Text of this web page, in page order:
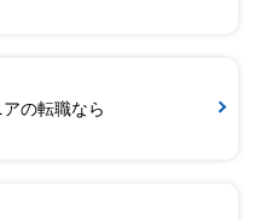
の転職なら